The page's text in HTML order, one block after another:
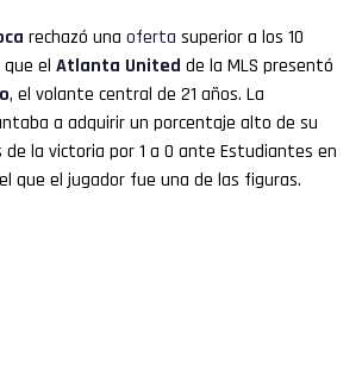
rechazó una oferta superior a los 10
el Atlanta United de la MLS presentó
, el volante central de 21 años. La
a adquirir un porcentaje alto de su
de la victoria por 1 a 0 ante Estudiantes en
que el jugador fue una de las figuras.